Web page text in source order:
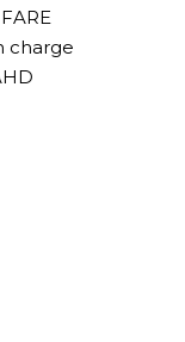
charge